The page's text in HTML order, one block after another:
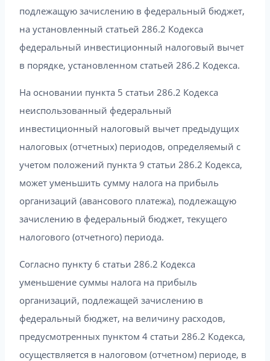
подлежащую зачислению в федеральный бюджет,
на установленный статьей 286.2 Кодекса
федеральный инвестиционный налоговый вычет
в порядке, установленном статьей 286.2 Кодекса.
На основании пункта 5 статьи 286.2 Кодекса
неиспользованный федеральный
инвестиционный налоговый вычет предыдущих
налоговых (отчетных) периодов, определяемый с
учетом положений пункта 9 статьи 286.2 Кодекса,
может уменьшить сумму налога на прибыль
организаций (авансового платежа), подлежащую
зачислению в федеральный бюджет, текущего
налогового (отчетного) периода.
Согласно пункту 6 статьи 286.2 Кодекса
уменьшение суммы налога на прибыль
организаций, подлежащей зачислению в
федеральный бюджет, на величину расходов,
предусмотренных пунктом 4 статьи 286.2 Кодекса,
осуществляется в налоговом (отчетном) периоде, в